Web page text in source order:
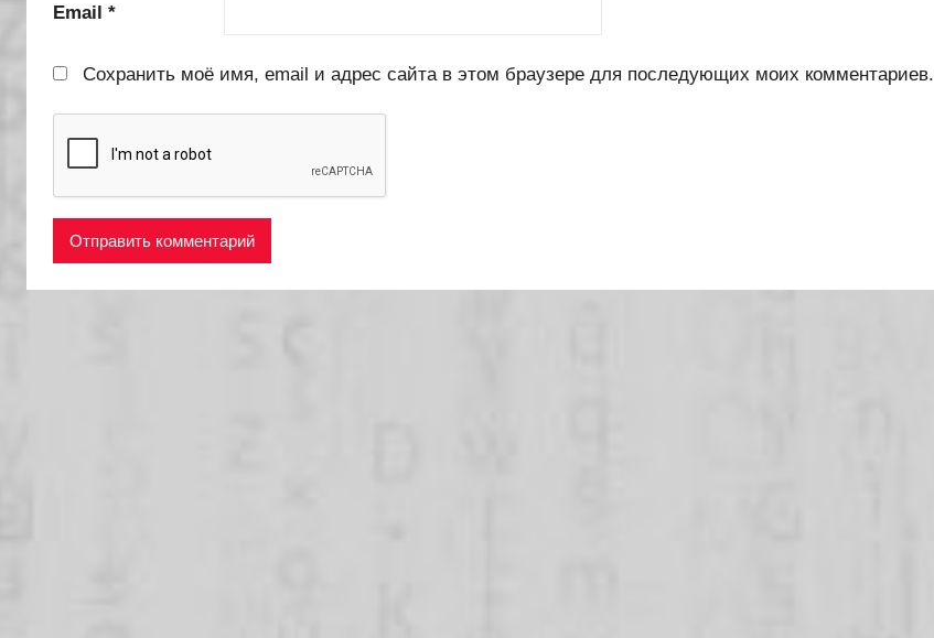
Email *
Сохранить моё имя, email и адрес сайта в этом браузере для последующих моих комментариев.